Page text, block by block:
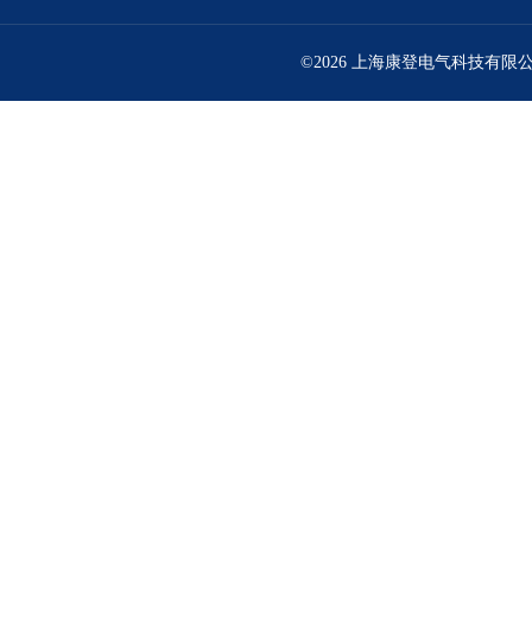
©2026 上海康登电气科技有限